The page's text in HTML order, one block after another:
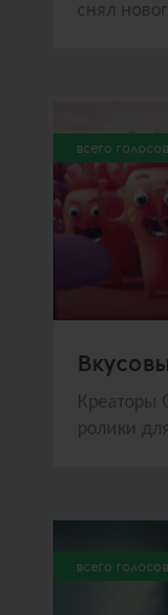
снял
всего
Креаторы
ролики
всего